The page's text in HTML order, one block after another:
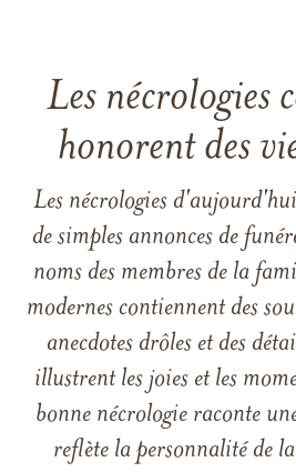
Les nécrologies
honorent des
Les nécrologies
de simples annonces de
noms des membres de la
modernes contiennent des
anecdotes drôles et des
illustrent les joies et les
bonne nécrologie raconte
reflète la personnalité de